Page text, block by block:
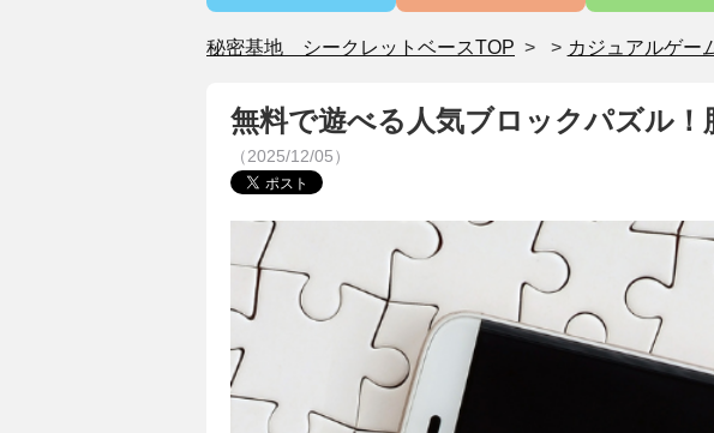
秘密基地 シークレットベースTOP > カジュアルゲー
無料で遊べる人気ブロックパズル
（2025/12/05）